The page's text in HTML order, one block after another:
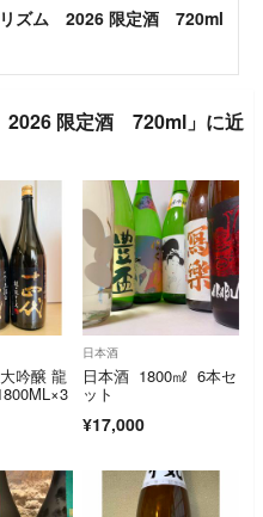
ズム 2026 限定酒 720ml
限定酒 720ml」に近
吟醸 龍
日本酒
日本酒 1800㎖ 6本セ
ット
¥17,000